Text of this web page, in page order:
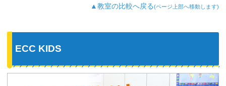
▲教室の比較へ戻る(ページ上部へ移動します)
ECC KIDS